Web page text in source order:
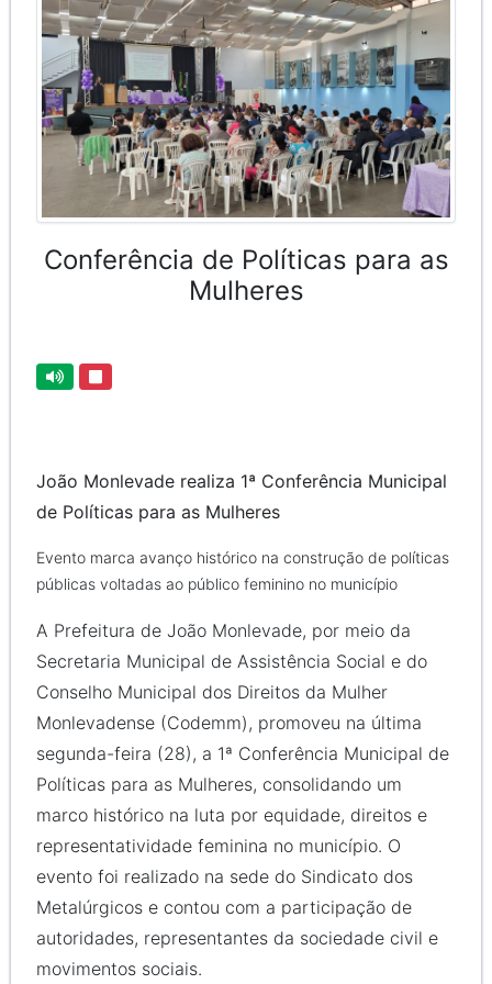
Conferência de Políticas para as
Mulheres
João Monlevade realiza 1ª Conferência Municipal
de Políticas para as Mulheres
Evento marca avanço histórico na construção de políticas
públicas voltadas ao público feminino no município
A Prefeitura de João Monlevade, por meio da
Secretaria Municipal de Assistência Social e do
Conselho Municipal dos Direitos da Mulher
Monlevadense (Codemm), promoveu na última
segunda-feira (28), a 1ª Conferência Municipal de
Políticas para as Mulheres, consolidando um
marco histórico na luta por equidade, direitos e
representatividade feminina no município. O
evento foi realizado na sede do Sindicato dos
Metalúrgicos e contou com a participação de
autoridades, representantes da sociedade civil e
movimentos sociais.